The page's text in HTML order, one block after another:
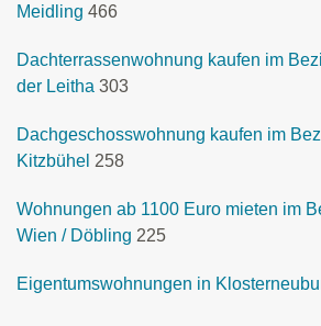
Meidling 466
Dachterrassenwohnung kaufen im
der Leitha 303
Dachgeschosswohnung kaufen im
Kitzbühel 258
Wohnungen ab 1100 Euro mieten im
Wien / Döbling 225
Eigentumswohnungen in